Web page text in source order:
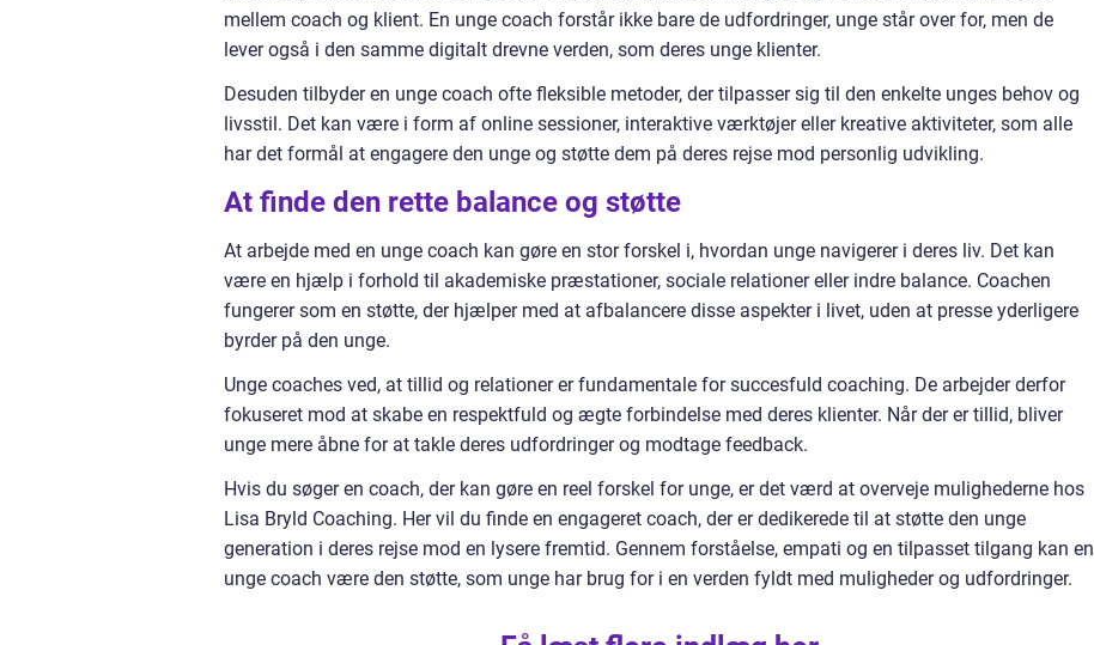
mellem coach og klient. En unge coach forstår ikke bare de udfordringer, unge står over for, men de
lever også i den samme digitalt drevne verden, som deres unge klienter.
Desuden tilbyder en unge coach ofte fleksible metoder, der tilpasser sig til den enkelte unges behov og
livsstil. Det kan være i form af online sessioner, interaktive værktøjer eller kreative aktiviteter, som alle
har det formål at engagere den unge og støtte dem på deres rejse mod personlig udvikling.
At finde den rette balance og støtte
At arbejde med en unge coach kan gøre en stor forskel i, hvordan unge navigerer i deres liv. Det kan
være en hjælp i forhold til akademiske præstationer, sociale relationer eller indre balance. Coachen
fungerer som en støtte, der hjælper med at afbalancere disse aspekter i livet, uden at presse yderligere
byrder på den unge.
Unge coaches ved, at tillid og relationer er fundamentale for succesfuld coaching. De arbejder derfor
fokuseret mod at skabe en respektfuld og ægte forbindelse med deres klienter. Når der er tillid, bliver
unge mere åbne for at takle deres udfordringer og modtage feedback.
Hvis du søger en coach, der kan gøre en reel forskel for unge, er det værd at overveje mulighederne hos
Lisa Bryld Coaching. Her vil du finde en engageret coach, der er dedikerede til at støtte den unge
generation i deres rejse mod en lysere fremtid. Gennem forståelse, empati og en tilpasset tilgang kan en
unge coach være den støtte, som unge har brug for i en verden fyldt med muligheder og udfordringer.